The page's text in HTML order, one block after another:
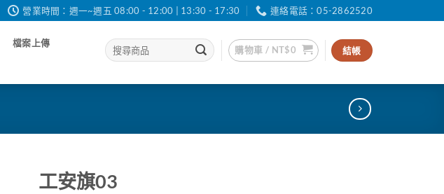
營業時間：週一~週五 08:00 - 12:00 | 13:30 - 17:30 連絡電話：05-2862520
檔案上傳
搜
尋
鍵
購物車 / NT$0 結帳
工安旗03